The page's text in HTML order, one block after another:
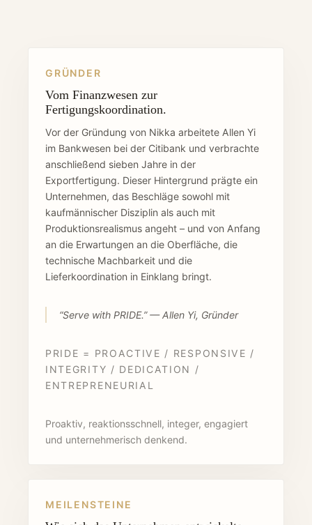
GRÜNDER
Vom Finanzwesen zur
Fertigungskoordination.
Vor der Gründung von Nikka arbeitete Allen Yi
im Bankwesen bei der Citibank und verbrachte
anschließend sieben Jahre in der
Exportfertigung. Dieser Hintergrund prägte ein
Unternehmen, das Beschläge sowohl mit
kaufmännischer Disziplin als auch mit
Produktionsrealismus angeht – und von Anfang
an die Erwartungen an die Oberfläche, die
technische Machbarkeit und die
Lieferkoordination in Einklang bringt.
“Serve with PRIDE.” — Allen Yi, Gründer
PRIDE = PROACTIVE / RESPONSIVE /
INTEGRITY / DEDICATION /
ENTREPRENEURIAL
Proaktiv, reaktionsschnell, integer, engagiert
und unternehmerisch denkend.
MEILENSTEINE